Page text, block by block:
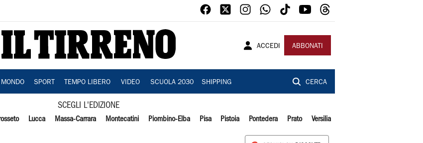
ACCEDI ABBONATI
SPORT TEMPO LIBERO VIDEO SCUOLA 2030 SHIPPING CERCA
SCEGLI L'EDIZIONE
Lucca Massa-Carrara Montecatini Piombino-Elba Pisa Pistoia Pontedera Prato Versilia